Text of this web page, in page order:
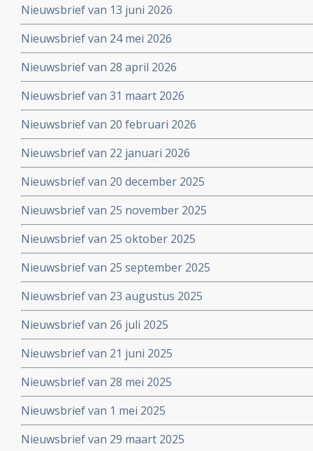
Nieuwsbrief van 13 juni 2026
Nieuwsbrief van 24 mei 2026
Nieuwsbrief van 28 april 2026
Nieuwsbrief van 31 maart 2026
Nieuwsbrief van 20 februari 2026
Nieuwsbrief van 22 januari 2026
Nieuwsbrief van 20 december 2025
Nieuwsbrief van 25 november 2025
Nieuwsbrief van 25 oktober 2025
Nieuwsbrief van 25 september 2025
Nieuwsbrief van 23 augustus 2025
Nieuwsbrief van 26 juli 2025
Nieuwsbrief van 21 juni 2025
Nieuwsbrief van 28 mei 2025
Nieuwsbrief van 1 mei 2025
Nieuwsbrief van 29 maart 2025